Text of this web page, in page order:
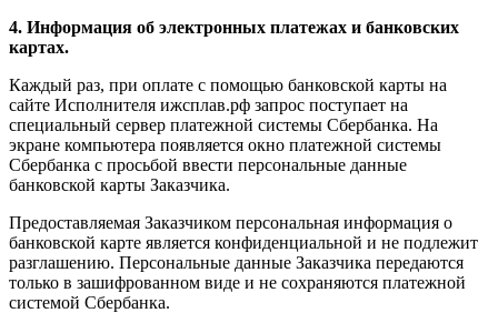
4. Информация об электронных платежах и банковских
картах.
Каждый раз, при оплате с помощью банковской карты на
сайте Исполнителя ижсплав.рф запрос поступает на
специальный сервер платежной системы Сбербанка. На
экране компьютера появляется окно платежной системы
Сбербанка с просьбой ввести персональные данные
банковской карты Заказчика.
Предоставляемая Заказчиком персональная информация о
банковской карте является конфиденциальной и не подлежит
разглашению. Персональные данные Заказчика передаются
только в зашифрованном виде и не сохраняются платежной
системой Сбербанка.